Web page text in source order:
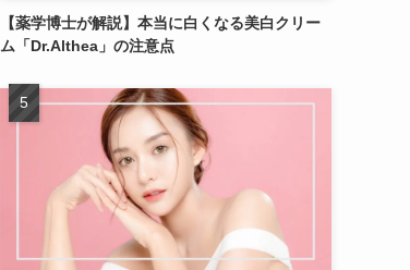
【薬学博士が解説】本当に白くなる美白クリー
ム「Dr.Althea」の注意点